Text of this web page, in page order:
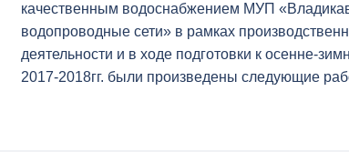
качественным водоснабжением МУП
водопроводные сети» в рамках
деятельности и в ходе подготовки к осенне-
2017-2018гг. были произведены следующие